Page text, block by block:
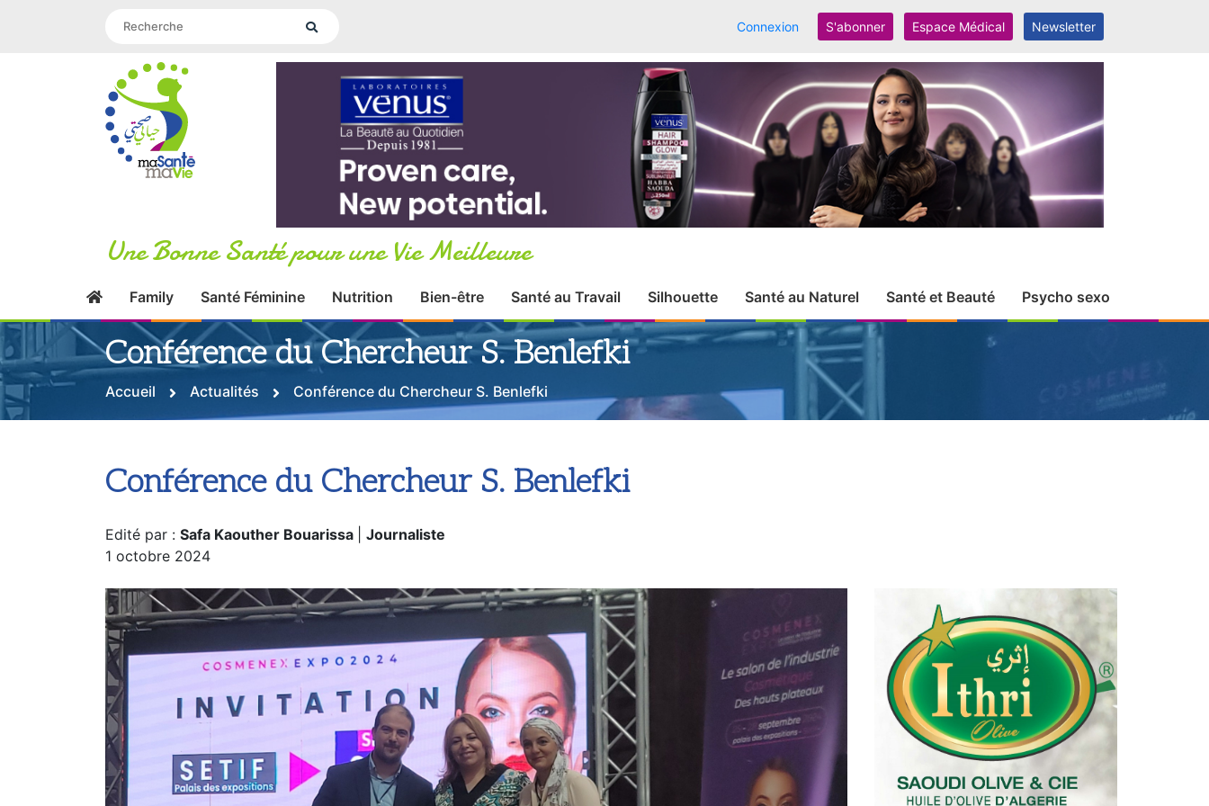
Connexion S'abonner Espace Médical Newsletter
Une Bonne Santé pour une Vie Meilleure
Family Santé Féminine Nutrition Bien-être Santé au Travail Silhouette Santé au Naturel Santé et Beauté Psycho sexo
Conférence du Chercheur S. Benlefki
Accueil Actualités Conférence du Chercheur S. Benlefki
Conférence du Chercheur S. Benlefki
Edité par : Safa Kaouther Bouarissa
Journaliste
1 octobre 2024